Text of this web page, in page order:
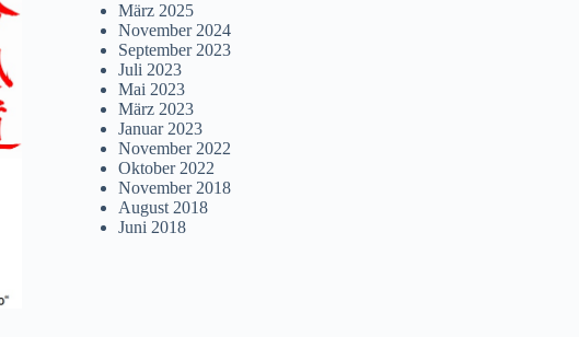
März 2025
November 2024
September 2023
Juli 2023
Mai 2023
März 2023
Januar 2023
November 2022
Oktober 2022
November 2018
August 2018
Juni 2018